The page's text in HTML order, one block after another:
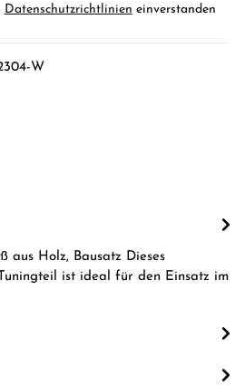
Datenschutzrichtlinien einverstanden
W
aus Holz, Bausatz Dieses
ist ideal für den Einsatz im